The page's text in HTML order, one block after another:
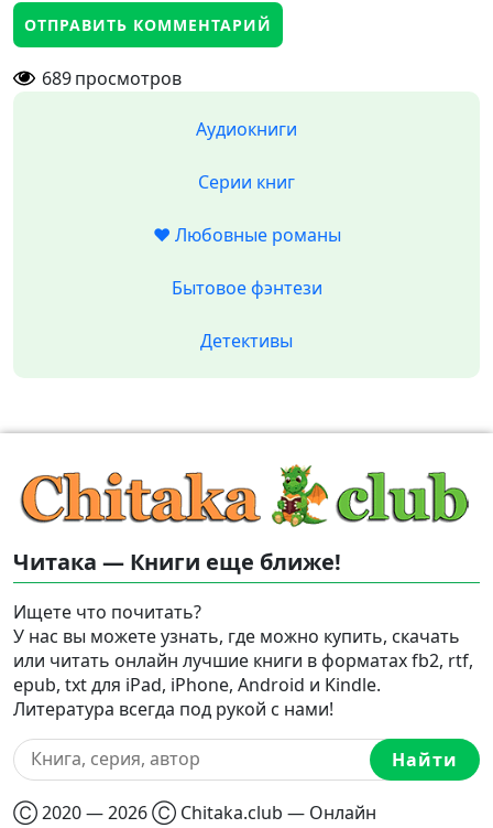
689просмотров
Аудиокниги
Серии книг
❤️ Любовные романы
Бытовое фэнтези
Детективы
Читака — Книги еще ближе!
Ищете что почитать?
У нас вы можете узнать, где можно купить, скачать
или читать онлайн лучшие книги в форматах fb2, rtf,
epub, txt для iPad, iPhone, Android и Kindle.
Литература всегда под рукой с нами!
Найти
Ⓒ 2020 — 2026 Ⓒ Chitaka.club — Онлайн